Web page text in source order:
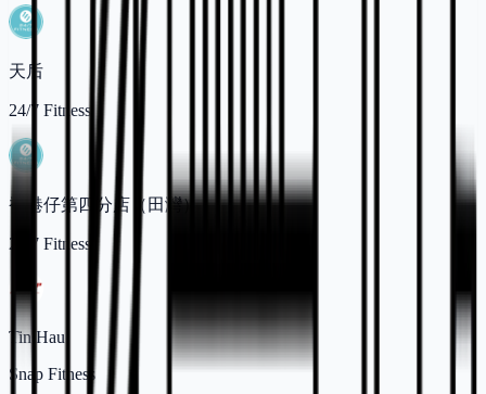
天后
24/7 Fitness
香港仔第四分店（田灣）
24/7 Fitness
Tin Hau
Snap Fitness